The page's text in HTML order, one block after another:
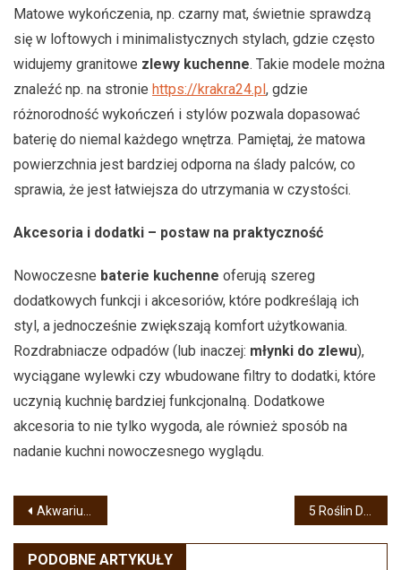
Matowe wykończenia, np. czarny mat, świetnie sprawdzą
się w loftowych i minimalistycznych stylach, gdzie często
widujemy granitowe zlewy kuchenne. Takie modele można
znaleźć np. na stronie https://krakra24.pl, gdzie
różnorodność wykończeń i stylów pozwala dopasować
baterię do niemal każdego wnętrza. Pamiętaj, że matowa
powierzchnia jest bardziej odporna na ślady palców, co
sprawia, że jest łatwiejsza do utrzymania w czystości.
Akcesoria i dodatki – postaw na praktyczność
Nowoczesne baterie kuchenne oferują szereg
dodatkowych funkcji i akcesoriów, które podkreślają ich
styl, a jednocześnie zwiększają komfort użytkowania.
Rozdrabniacze odpadów (lub inaczej: młynki do zlewu),
wyciągane wylewki czy wbudowane filtry to dodatki, które
uczynią kuchnię bardziej funkcjonalną. Dodatkowe
akcesoria to nie tylko wygoda, ale również sposób na
nadanie kuchni nowoczesnego wyglądu.
Nawigacja
wpisu
Akwarium morskie jako prezent
PODOBNE ARTYKUŁY